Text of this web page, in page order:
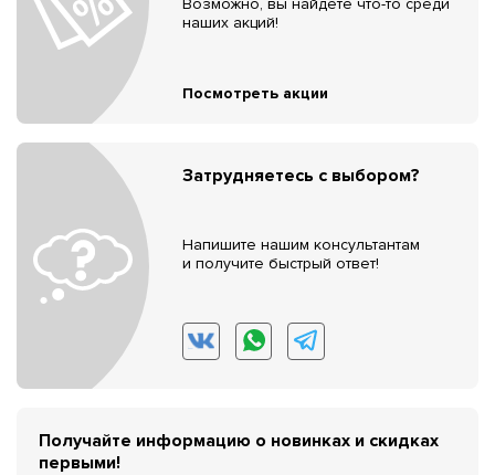
Возможно, вы найдёте что-то среди
наших акций!
Посмотреть акции
Затрудняетесь с выбором?
Напишите нашим консультантам
и получите быстрый ответ!
Получайте информацию о новинках и скидках
первыми!